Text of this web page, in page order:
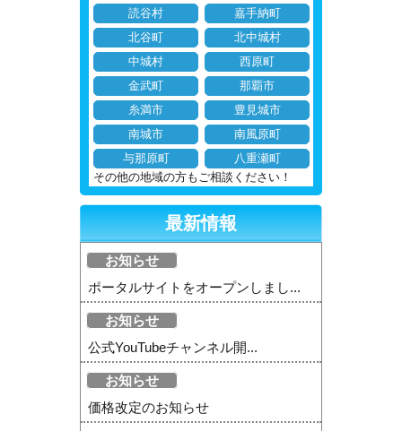
読谷村
嘉手納町
北谷町
北中城村
中城村
西原町
金武町
那覇市
糸満市
豊見城市
南城市
南風原町
与那原町
八重瀬町
その他の地域の方もご相談ください！
最新情報
お知らせ
ポータルサイトをオープンしまし...
お知らせ
公式YouTubeチャンネル開...
お知らせ
価格改定のお知らせ